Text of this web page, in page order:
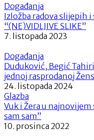
Događanja
Izložba radova slijepih
“(NE)VIDLJIVE SLIKE”
7. listopada 2023
Događanja
Duduković, Begić
jednoj rasprodanoj
24. listopada 2024
Glazba
Vuk i Žera u
sam sam”
10. prosinca 2022